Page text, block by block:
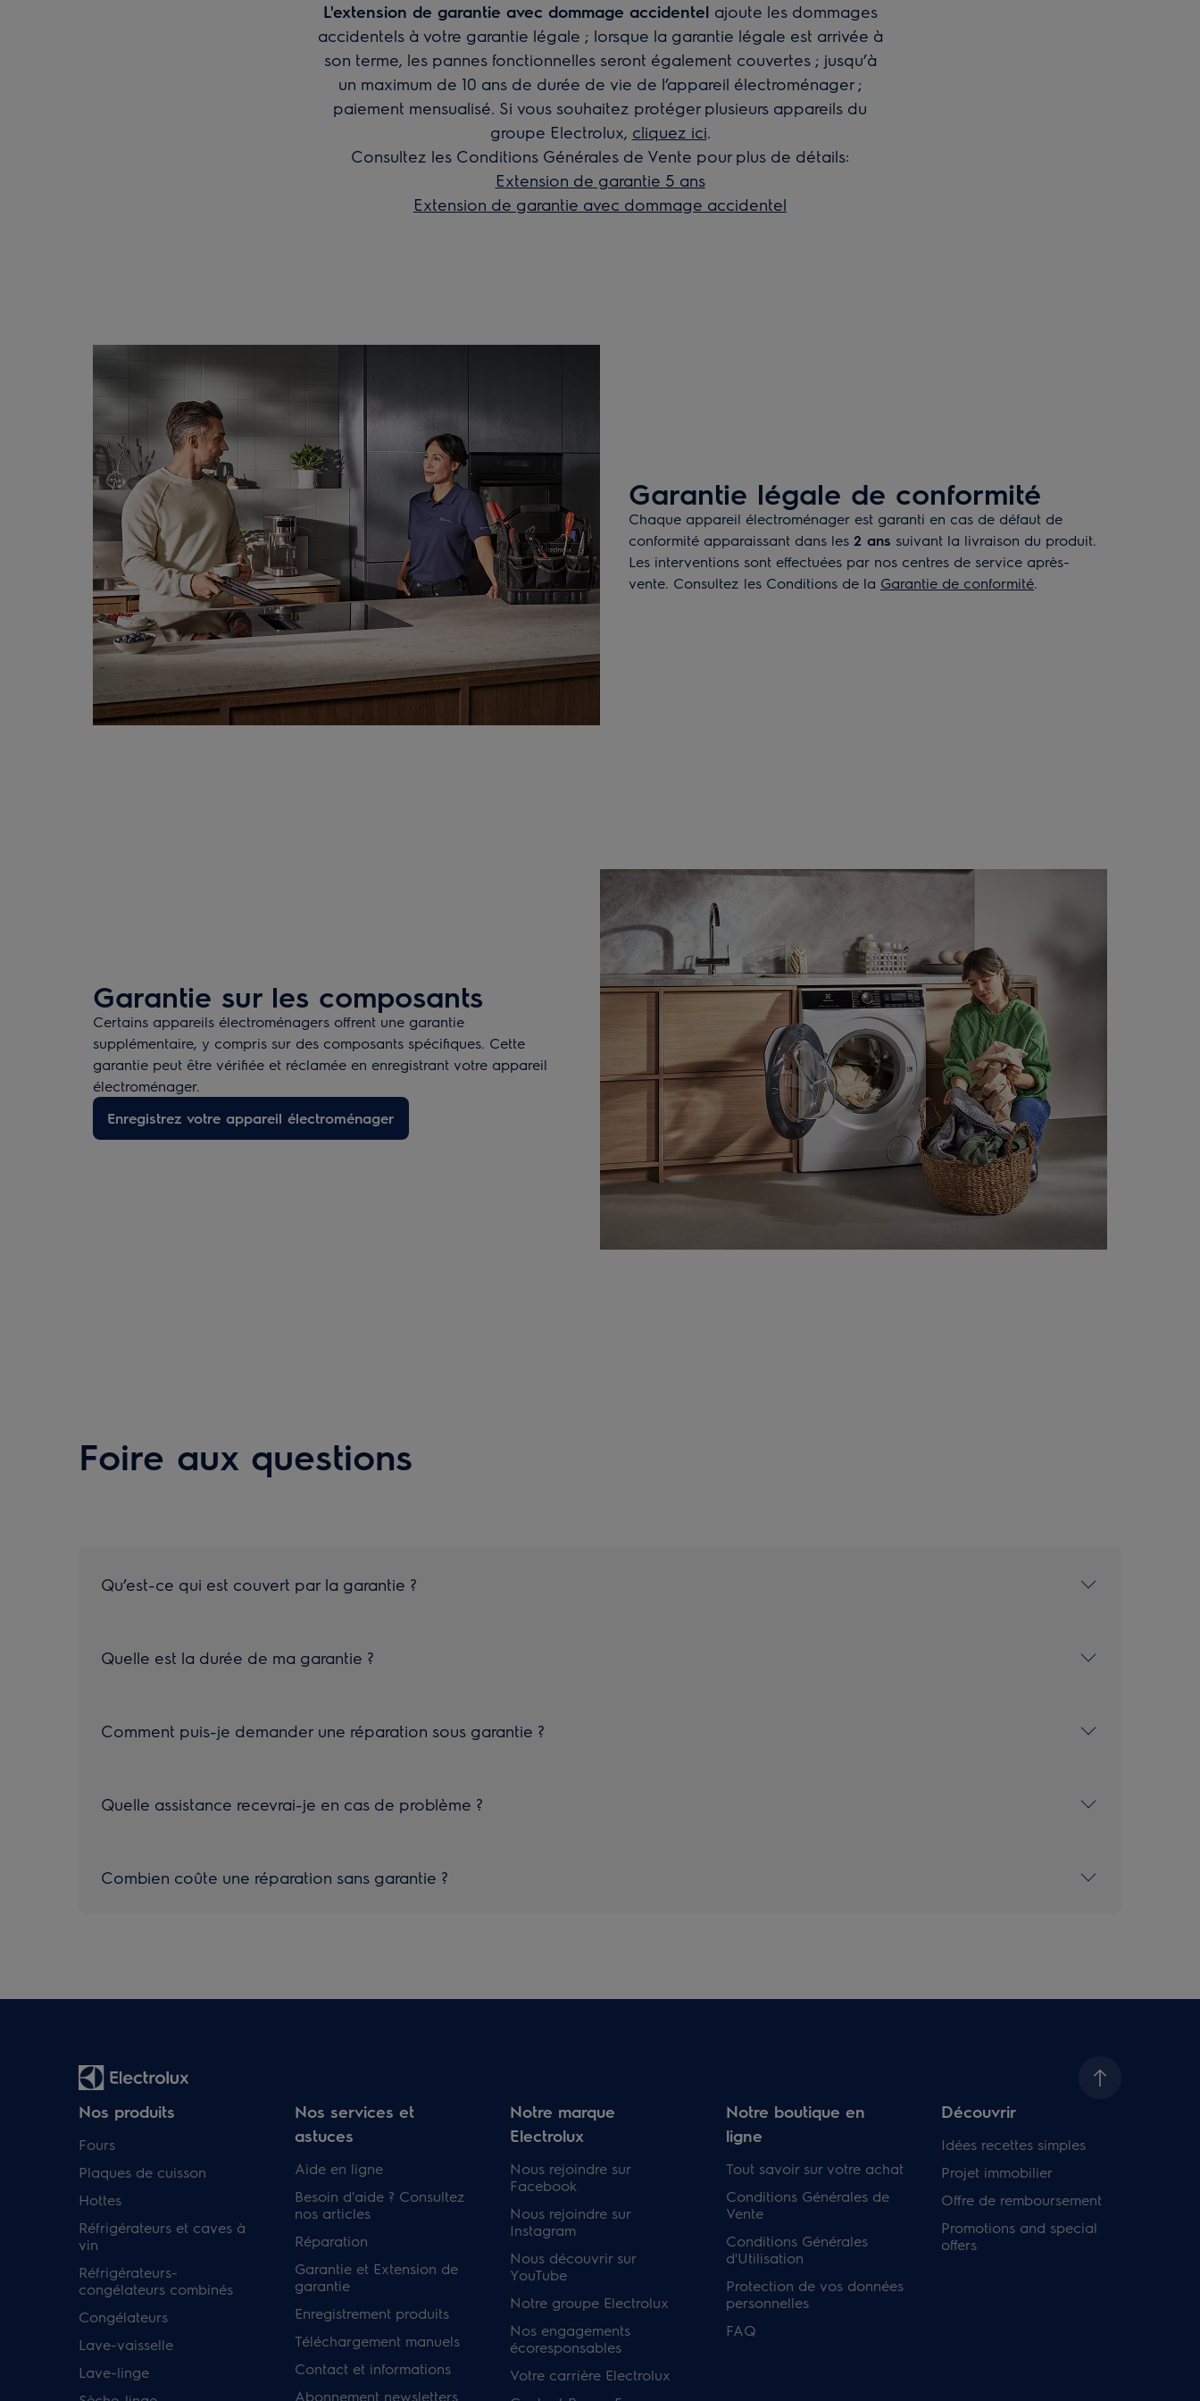
L'extension de garantie avec dommage accidentel ajoute les dommages
accidentels à votre garantie légale ; lorsque la garantie légale est arrivée à
son terme, les pannes fonctionnelles seront également couvertes ; jusqu’à
un maximum de 10 ans de durée de vie de l’appareil électroménager ;
paiement mensualisé. Si vous souhaitez protéger plusieurs appareils du
groupe Electrolux, cliquez ici.
Consultez les Conditions Générales de Vente pour plus de détails:
Extension de garantie 5 ans
Extension de garantie avec dommage accidentel
Garantie légale de conformité
Chaque appareil électroménager est garanti en cas de défaut de
conformité apparaissant dans les 2 ans suivant la livraison du produit.
Les interventions sont effectuées par nos centres de service après-
vente. Consultez les Conditions de la Garantie de conformité.
Garantie sur les composants
Certains appareils électroménagers offrent une garantie
supplémentaire, y compris sur des composants spécifiques. Cette
garantie peut être vérifiée et réclamée en enregistrant votre appareil
électroménager.
Enregistrez votre appareil électroménager
Foire aux questions
Qu’est-ce qui est couvert par la garantie ?
Quelle est la durée de ma garantie ?
Comment puis-je demander une réparation sous garantie ?
Quelle assistance recevrai-je en cas de problème ?
Combien coûte une réparation sans garantie ?
Nos produits
Fours
Plaques de cuisson
Hottes
Réfrigérateurs et caves à
vin
Réfrigérateurs-
congélateurs combinés
Congélateurs
Lave-vaisselle
Lave-linge
Nos services et
astuces
Aide en ligne
Besoin d'aide ? Consultez
nos articles
Réparation
Garantie et Extension de
garantie
Enregistrement produits
Téléchargement manuels
Contact et informations
Abonnement newsletters
Notre marque
Electrolux
Nous rejoindre sur
Facebook
Nous rejoindre sur
Instagram
Nous découvrir sur
YouTube
Notre groupe Electrolux
Nos engagements
écoresponsables
Votre carrière Electrolux
Notre boutique en
ligne
Tout savoir sur votre achat
Conditions Générales de
Vente
Conditions Générales
d'Utilisation
Protection de vos données
personnelles
FAQ
Découvrir
Idées recettes simples
Projet immobilier
Offre de remboursement
Promotions and special
offers